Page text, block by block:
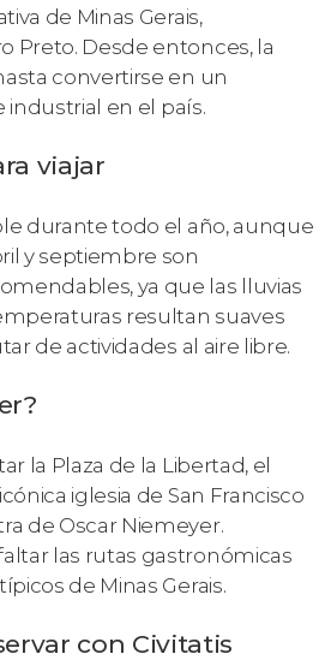
de Minas Gerais,
Preto. Desde entonces, la
convertirse en un
en el país.
viajar
durante todo el año, aunque
y septiembre son
ya que las lluvias
resultan suaves
de actividades al aire libre.
la Plaza de la Libertad, el
iglesia de San Francisco
de Oscar Niemeyer.
las rutas gastronómicas
de Minas Gerais.
con Civitatis